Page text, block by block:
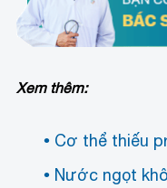
Xem thêm:
Cơ thể thiếu
Nước ngọt